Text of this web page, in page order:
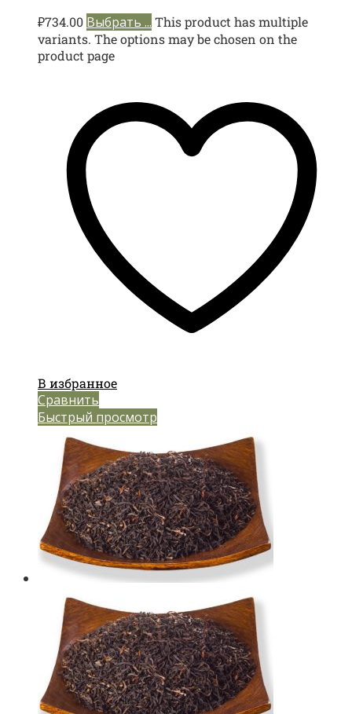
₽734.00 Выбрать ... This product has multiple
variants. The options may be chosen on the
product page
В избранное
Сравнить
Быстрый просмотр